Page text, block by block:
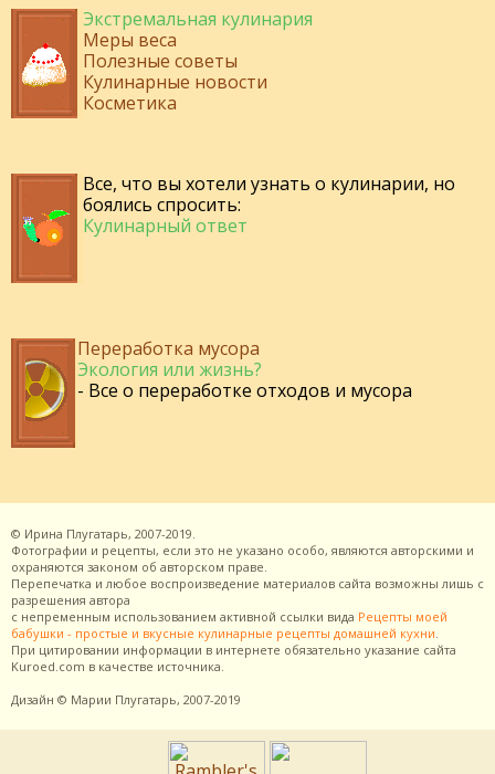
Экстремальная кулинария
Меры веса
Полезные советы
Кулинарные новости
Косметика
Все, что вы хотели узнать о кулинарии, но
боялись спросить:
Кулинарный ответ
Переработка мусора
Экология или жизнь?
- Все о переработке отходов и мусора
© Ирина Плугатарь, 2007-2019.
Фотографии и рецепты, если это не указано особо, являются авторскими и
охраняются законом об авторском праве.
Перепечатка и любое воспроизведение материалов сайта возможны лишь с
разрешения автора
с непременным использованием активной ссылки вида Рецепты моей
бабушки - простые и вкусные кулинарные рецепты домашней кухни
При цитировании информации в интернете обязательно указание сайта
Kuroed.com в качестве источника.
Дизайн © Марии Плугатарь, 2007-2019